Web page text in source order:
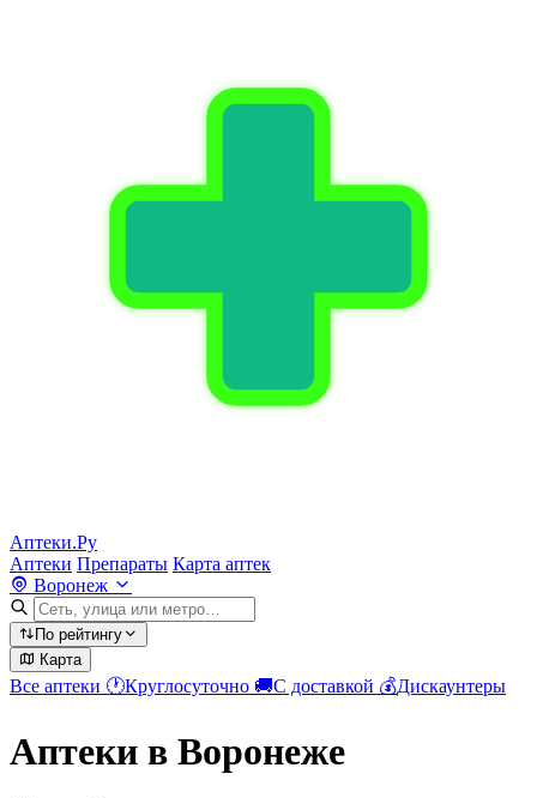
Аптеки.Ру
Аптеки Препараты Карта аптек
Воронеж
По рейтингу
Карта
Все аптеки 🕐Круглосуточно 🚚С доставкой 💰Дискаунтеры
Аптеки в Воронеже